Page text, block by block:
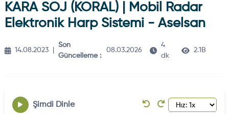
KARA SOJ (KORAL) | Mobil Radar
Elektronik Harp Sistemi - Aselsan
14.08.2023
Son
Güncelleme :
08.03.2026
4
dk
2.1B
Şimdi Dinle